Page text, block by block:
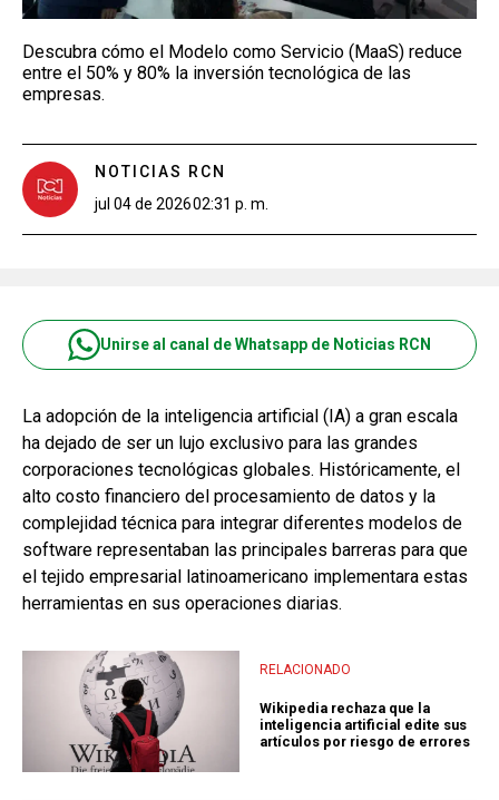
Descubra cómo el Modelo como Servicio (MaaS) reduce
entre el 50% y 80% la inversión tecnológica de las
empresas.
NOTICIAS RCN
jul 04 de 202602:31 p. m.
Unirse al canal de Whatsapp de Noticias RCN
La adopción de la inteligencia artificial (IA) a gran escala
ha dejado de ser un lujo exclusivo para las grandes
corporaciones tecnológicas globales. Históricamente, el
alto costo financiero del procesamiento de datos y la
complejidad técnica para integrar diferentes modelos de
software representaban las principales barreras para que
el tejido empresarial latinoamericano implementara estas
herramientas en sus operaciones diarias.
RELACIONADO
Wikipedia rechaza que la
inteligencia artificial edite sus
artículos por riesgo de errores